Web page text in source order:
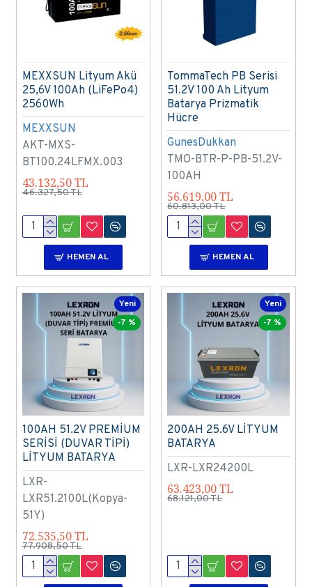
MEXXSUN
AKT-MXS-
BT100.24LFMX.003
MEXXSUN Lityum Akü
25,6V 100Ah (LiFePo4)
2560Wh
43.132,50 TL
46.327,50 TL
HEMEN AL
GunesDukkan
TMO-BTR-P-PB-51.2V-
100AH
TommaTech PB Serisi
51.2V 100 Ah Lityum
Batarya Prizmatik
Hücre
56.619,00 TL
60.813,00 TL
HEMEN AL
Yeni
-7 %
LXR-
LXR51.2100L(Kopya-
51Y)
100AH 51.2V PREMİUM
SERİSİ (DUVAR TİPİ)
LİTYUM BATARYA
72.535,50 TL
77.908,50 TL
Yeni
-7 %
LXR-LXR24200L
200AH 25.6V LİTYUM
BATARYA
63.423,00 TL
68.121,00 TL